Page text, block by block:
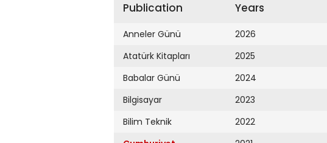
Publication
Anneler Günü
Atatürk Kitapları
Babalar Günü
Bilgisayar
Bilim Teknik
Years
2026
2025
2024
2023
2022